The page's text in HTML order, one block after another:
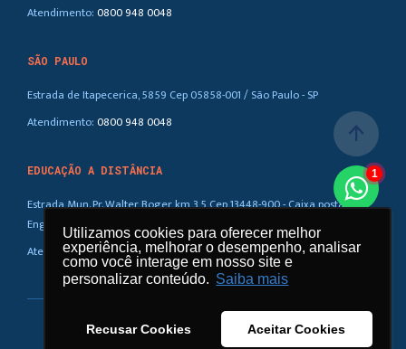
Utilizamos cookies para oferecer melhor
experiência, melhorar o desempenho, analisar
como você interage em nosso site e
personalizar conteúdo. Saiba mais
Recusar Cookies Aceitar Cookies
Utilizamos cookies para oferecer melhor
experiência, melhorar o desempenho, analisar
como você interage em nosso site e
personalizar conteúdo. Saiba mais
Recusar Cookies Aceitar Cookies
Atendimento:0800 948 0048
SÃO PAULO
Estrada de Itapecerica, 5859 Cep 05858-001 / São Paulo - SP
Atendimento:0800 948 0048
EDUCAÇÃO A DISTÂNCIA
Estrada Mun. Pr. Walter Boger, km 3,5 Cep 13448-900 - Caixa postal 88 /
Eng. Coelho – SP
Atendimento:0800 948 0048
arrow_upward
1